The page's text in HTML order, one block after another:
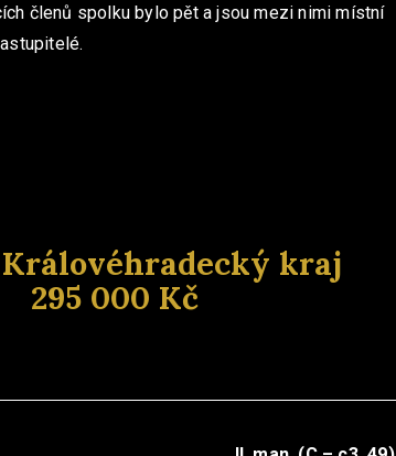
členů spolku bylo pět a jsou mezi nimi místní
kraj
295 000 Kč